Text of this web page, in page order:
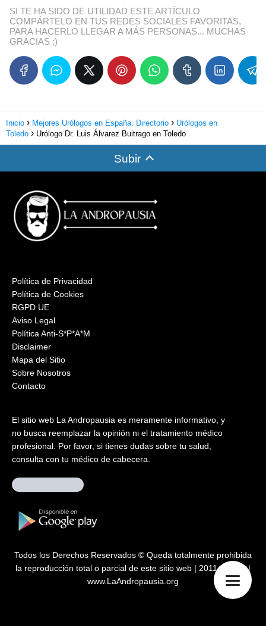
SI TE HA SIDO DE UTILIDAD ESTE ARTÍCULO
COMPÁRTELO EN TUS REDES SOCIALES FAVORITAS,
PARA HACERLO LLEGAR A MÁS PERSONAS... MUCHAS
GRACIAS ;)
Inicio Mejores Urólogos en España: Directorio
Urólogos en
Toledo
Urólogo Dr. Luis Álvarez Buitrago en Toledo
Subir
Política de Privacidad
Política de Cookies
RGPD UE
Aviso Legal
Política Anti-S*P*A*M
Disclaimer
Mapa del Sitio
Sobre Nosotros
Contacto
El sitio web La Andropausia es meramente informativo, y
no busca reemplazar la opinión ni el tratamiento médico
profesional. Por favor, si tienes dudas sobre tu salud,
consulta con tu médico de cabecera.
Todos los Derechos Reservados © Queda totalmente prohibida
la reproducción total o parcial de este sitio web | 2011 – 2026 |
www.LaAndropausia.org